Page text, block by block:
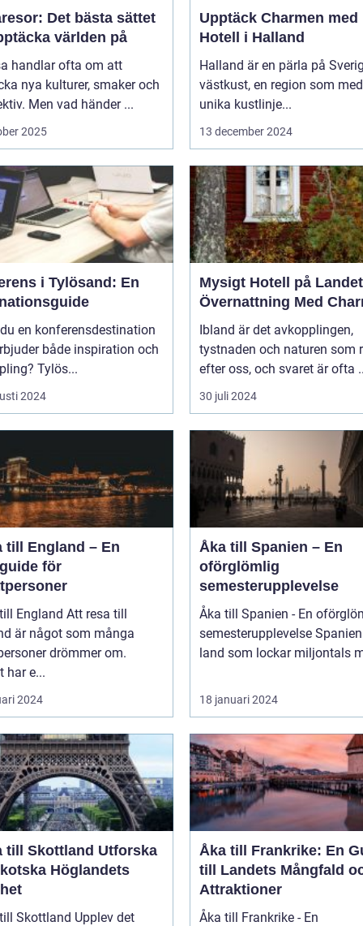
Det bästa sättet
världen på
handlar ofta om att
nya kulturer, smaker och
Men vad händer ...
2025
Upptäck Charmen med
Hotell i Halland
Halland är en pärla på
västkust, en region som
unika kustlinje...
13 december 2024
i Tylösand: En
en konferensdestination
både inspiration och
Tylös...
2024
Mysigt Hotell på
Övernattning Med
Ibland är det avkopplingen,
tystnaden och naturen som
efter oss, och svaret är ofta
30 juli 2024
till England – En
för
Att resa till
är något som många
drömmer om.
har e...
2024
Åka till Spanien – En
oförglömlig
semesterupplevelse
Åka till Spanien - En
semesterupplevelse Spanien är ett
land som lockar miljontals
18 januari 2024
Skottland Utforska
Höglandets
Upplev det
Åka till Frankrike: En
till Landets Mångfald
Attraktioner
Åka till Frankrike - En